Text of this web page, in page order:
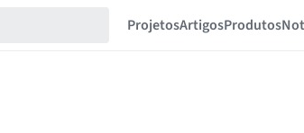
ProjetosArtigosProdutos